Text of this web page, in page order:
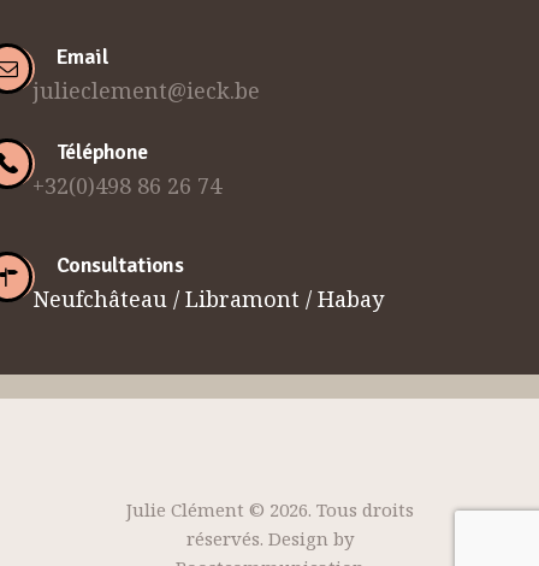
Email
julieclement@ieck.be
Téléphone
+32(0)498 86 26 74
Consultations
Neufchâteau / Libramont / Habay
Julie Clément © 2026. Tous droits
réservés. Design by